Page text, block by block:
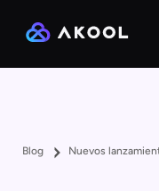
Blog Nuevos